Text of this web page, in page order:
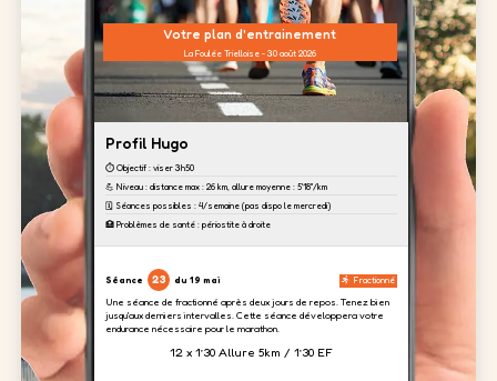
Votre plan d'entrainement
La Foulée Trielloise - 30 août 2026
Profil Hugo
⏱️ Objectif : viser 3h50
💪 Niveau : distance max : 26 km, allure moyenne : 5'18''/km
🗓️ Séances possibles : 4/semaine (pas dispo le mercredi)
🏥 Problèmes de santé : périostite à droite
Séance 23 du 19 mai Fractionné
Une séance de fractionné après deux jours de repos. Tenez bien
jusqu'aux derniers intervalles. Cette séance développera votre
endurance nécessaire pour le marathon.
12 x 1’30 Allure 5km / 1’30 EF